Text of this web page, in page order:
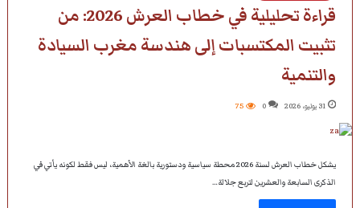
قراءة تحليلية في خطاب العرش 2026: من
تثبيت المكتسبات إلى هندسة مغرب السيادة
والتنمية
31 يوليو، 2026 0
75
يشكل خطاب العرش لسنة 2026 محطة سياسية ودستورية بالغة الأهمية، ليس فقط لكونه يأتي في
الذكرى السابعة والعشرين لتربع جلالة…